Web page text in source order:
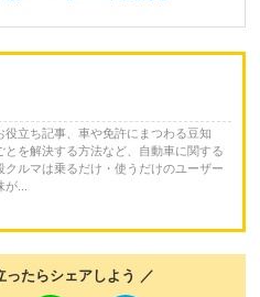
役立ち記事、車や免許にまつわる豆知
とを解決する方法など、自動車に関する
クルマは乗るだけ・使うだけのユーザー
...
ったらシェアしよう ／